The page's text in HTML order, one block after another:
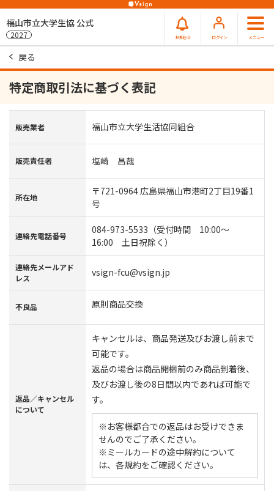
福山市立大学生協 公式
2027 お知らせ ログイン メニュー
戻る
特定商取引法に基づく表記
販売業者 福山市立大学生活協同組合
販売責任者 塩崎 昌哉
所在地
〒721-0964 広島県福山市港町2丁目19番1
号
連絡先電話番号
084-973-5533（受付時間 10:00～
16:00 土日祝除く）
連絡先メールアド
レス
vsign-fcu@vsign.jp
不良品 原則商品交換
返品／キャンセル
について
キャンセルは、商品発送及びお渡し前まで
可能です。
返品の場合は商品開梱前のみ商品到着後、
及びお渡し後の8日間以内であれば可能で
す。
※お客様都合での返品はお受けできま
せんのでご了承ください。
※ミールカードの途中解約について
は、各規約をご確認ください。